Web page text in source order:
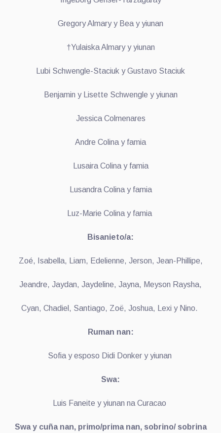
Gregory Almary y Bea y yiunan
†Yulaiska Almary y yiunan
Lubi Schwengle-Staciuk y Gustavo Staciuk
Benjamin y Lisette Schwengle y yiunan
Jessica Colmenares
Andre Colina y famia
Lusaira Colina y famia
Lusandra Colina y famia
Luz-Marie Colina y famia
Bisanieto/a:
Zoé, Isabella, Liam, Edelienne, Jerson, Jean-Phillipe,
Jeandre, Jaydan, Jaydeline, Jayna, Meyson Raysha,
Cyan, Chadiel, Santiago, Zoë, Joshua, Lexi y Nino.
Ruman nan:
Sofia y esposo Didi Donker y yiunan
Swa:
Luis Faneite y yiunan na Curacao
Swa y cuña nan, primo/prima nan, sobrino/ sobrina